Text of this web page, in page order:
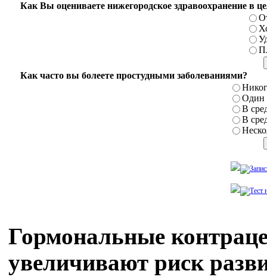
Как Вы оцениваете нижегородское здравоохранение в
Как часто вы болеете простудными заболеваниями?
Один
В
В
Гормональные
увеличивают риск